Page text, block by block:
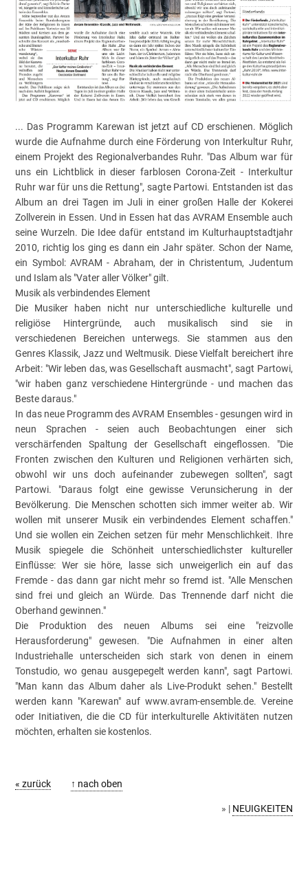
... Das Programm Karewan ist jetzt auf CD erschienen. Möglich
wurde die Aufnahme durch eine Förderung von Interkultur Ruhr,
einem Projekt des Regionalverbandes Ruhr. "Das Album war für
uns ein Lichtblick in dieser farblosen Corona-Zeit - Interkultur
Ruhr war für uns die Rettung", sagte Partowi. Entstanden ist das
Album an drei Tagen im Juli in einer großen Halle der Kokerei
Zollverein in Essen. Und in Essen hat das AVRAM Ensemble auch
seine Wurzeln. Die Idee dafür entstand im Kulturhauptstadtjahr
2010, richtig los ging es dann ein Jahr später. Schon der Name,
ein Symbol: AVRAM - Abraham, der in Christentum, Judentum
und Islam als "Vater aller Völker" gilt.
Musik als verbindendes Element
Die Musiker haben nicht nur unterschiedliche kulturelle und
religiöse Hintergründe, auch musikalisch sind sie in
verschiedenen Bereichen unterwegs. Sie stammen aus den
Genres Klassik, Jazz und Weltmusik. Diese Vielfalt bereichert ihre
Arbeit: "Wir leben das, was Gesellschaft ausmacht", sagt Partowi,
"wir haben ganz verschiedene Hintergründe - und machen das
Beste daraus."
In das neue Programm des AVRAM Ensembles - gesungen wird in
neun Sprachen - seien auch Beobachtungen einer sich
verschärfenden Spaltung der Gesellschaft eingeflossen. "Die
Fronten zwischen den Kulturen und Religionen verhärten sich,
obwohl wir uns doch aufeinander zubewegen sollten", sagt
Partowi. "Daraus folgt eine gewisse Verunsicherung in der
Bevölkerung. Die Menschen schotten sich immer weiter ab. Wir
wollen mit unserer Musik ein verbindendes Element schaffen."
Und sie wollen ein Zeichen setzen für mehr Menschlichkeit. Ihre
Musik spiegele die Schönheit unterschiedlichster kultureller
Einflüsse: Wer sie höre, lasse sich unweigerlich ein auf das
Fremde - das dann gar nicht mehr so fremd ist. "Alle Menschen
sind frei und gleich an Würde. Das Trennende darf nicht die
Oberhand gewinnen."
Die Produktion des neuen Albums sei eine "reizvolle
Herausforderung" gewesen. "Die Aufnahmen in einer alten
Industriehalle unterscheiden sich stark von denen in einem
Tonstudio, wo genau ausgepegelt werden kann", sagt Partowi.
"Man kann das Album daher als Live-Produkt sehen." Bestellt
werden kann "Karewan" auf www.avram-ensemble.de. Vereine
oder Initiativen, die die CD für interkulturelle Aktivitäten nutzen
möchten, erhalten sie kostenlos.
« zurück ↑ nach oben
» | NEUIGKEITEN